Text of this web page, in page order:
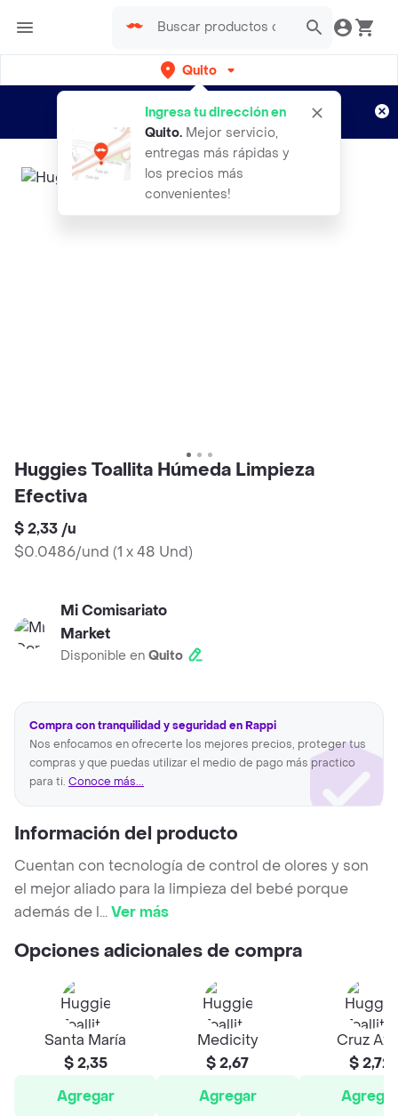
Quito
Ingresa tu dirección en
Quito. Mejor servicio,
entregas más rápidas y
los precios más
convenientes!
envíos gratis por semanas
Aplican TyC
Huggies Toallita Húmeda Limpieza
Efectiva
$ 2,33 /u
$0.0486/und (1 x 48 Und)
Mi Comisariato
Market
Disponible en Quito
Compra con tranquilidad y seguridad en Rappi
Nos enfocamos en ofrecerte los mejores precios, proteger tus
compras y que puedas utilizar el medio de pago más practico
para ti. Conoce más...
Información del producto
Cuentan con tecnología de control de olores y son
el mejor aliado para la limpieza del bebé porque
además de l...Ver más
Opciones adicionales de compra
Santa María
$ 2,35
Agregar
Medicity
$ 2,67
Agregar
Cruz
$ 2,72
Agregar